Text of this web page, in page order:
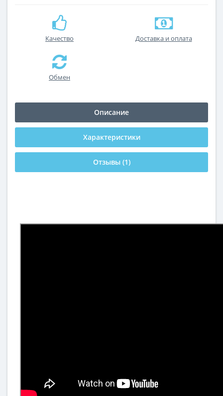
Качество Доставка и оплата
Обмен
Описание
Характеристики
Отзывы (1)